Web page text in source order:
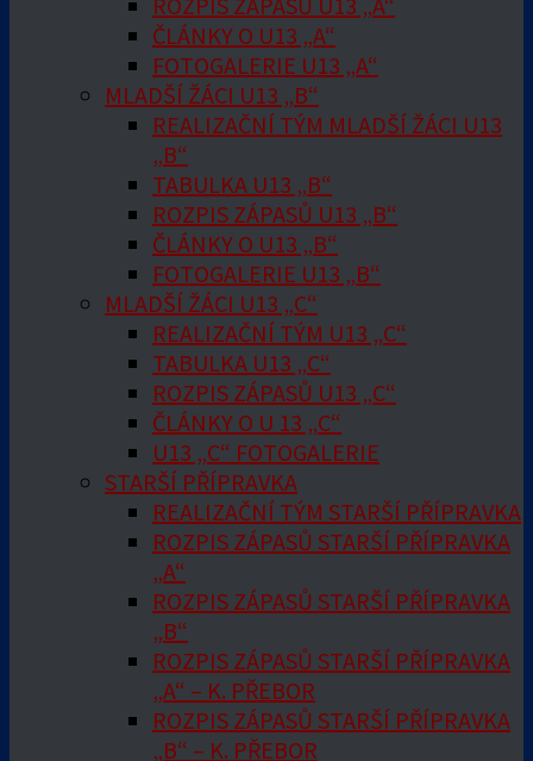
ČLÁNKY O U13 „A“
FOTOGALERIE U13 „A“
MLADŠÍ ŽÁCI U13 „B“
REALIZAČNÍ TÝM MLADŠÍ ŽÁCI U13
„B“
TABULKA U13 „B“
ROZPIS ZÁPASŮ U13 „B“
ČLÁNKY O U13 „B“
FOTOGALERIE U13 „B“
MLADŠÍ ŽÁCI U13 „C“
REALIZAČNÍ TÝM U13 „C“
TABULKA U13 „C“
ROZPIS ZÁPASŮ U13 „C“
ČLÁNKY O U 13 „C“
U13 „C“ FOTOGALERIE
STARŠÍ PŘÍPRAVKA
REALIZAČNÍ TÝM STARŠÍ PŘÍPRAVKA
ROZPIS ZÁPASŮ STARŠÍ PŘÍPRAVKA
„A“
ROZPIS ZÁPASŮ STARŠÍ PŘÍPRAVKA
„B“
ROZPIS ZÁPASŮ STARŠÍ PŘÍPRAVKA
„A“ – K. PŘEBOR
ROZPIS ZÁPASŮ STARŠÍ PŘÍPRAVKA
„B“ – K. PŘEBOR